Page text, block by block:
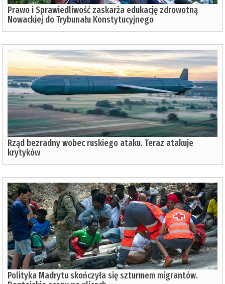
Prawo i Sprawiedliwość zaskarża edukację zdrowotną
Nowackiej do Trybunału Konstytucyjnego
Rząd bezradny wobec ruskiego ataku. Teraz atakuje
krytyków
Polityka Madrytu skończyła się szturmem migrantów.